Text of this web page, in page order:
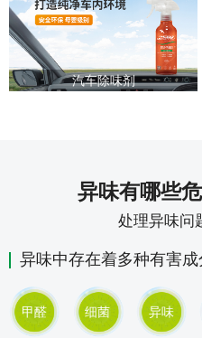
汽车除味剂
异味有哪些
处理异味问
异味中存在着多种有害
甲醛 细菌 异味